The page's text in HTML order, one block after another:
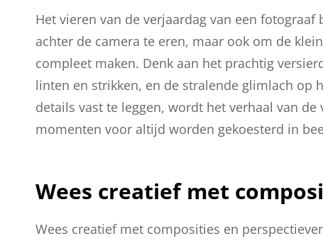
Het vieren van de verjaardag van een
achter de camera te eren, maar ook om de
compleet maken. Denk aan het prachtig
linten en strikken, en de stralende glimlach op
details vast te leggen, wordt het verhaal van
momenten voor altijd worden gekoesterd in
Wees creatief met
Wees creatief met composities en